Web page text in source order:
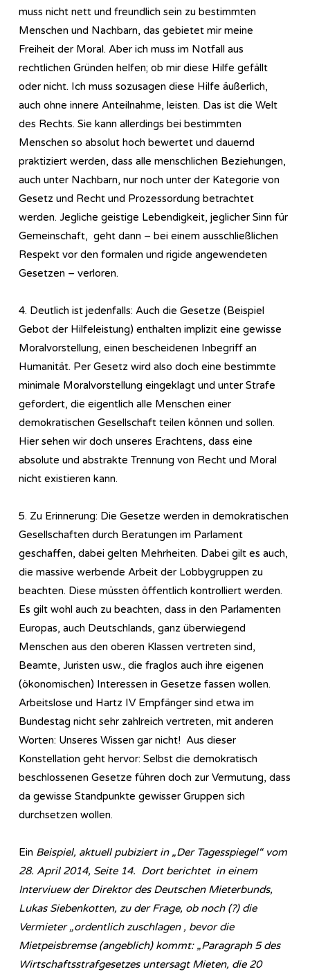
muss nicht nett und freundlich sein zu bestimmten
Menschen und Nachbarn, das gebietet mir meine
Freiheit der Moral. Aber ich muss im Notfall aus
rechtlichen Gründen helfen; ob mir diese Hilfe gefällt
oder nicht. Ich muss sozusagen diese Hilfe äußerlich,
auch ohne innere Anteilnahme, leisten. Das ist die Welt
des Rechts. Sie kann allerdings bei bestimmten
Menschen so absolut hoch bewertet und dauernd
praktiziert werden, dass alle menschlichen Beziehungen,
auch unter Nachbarn, nur noch unter der Kategorie von
Gesetz und Recht und Prozessordung betrachtet
werden. Jegliche geistige Lebendigkeit, jeglicher Sinn für
Gemeinschaft, geht dann – bei einem ausschließlichen
Respekt vor den formalen und rigide angewendeten
Gesetzen – verloren.
4. Deutlich ist jedenfalls: Auch die Gesetze (Beispiel
Gebot der Hilfeleistung) enthalten implizit eine gewisse
Moralvorstellung, einen bescheidenen Inbegriff an
Humanität. Per Gesetz wird also doch eine bestimmte
minimale Moralvorstellung eingeklagt und unter Strafe
gefordert, die eigentlich alle Menschen einer
demokratischen Gesellschaft teilen können und sollen.
Hier sehen wir doch unseres Erachtens, dass eine
absolute und abstrakte Trennung von Recht und Moral
nicht existieren kann.
5. Zu Erinnerung: Die Gesetze werden in demokratischen
Gesellschaften durch Beratungen im Parlament
geschaffen, dabei gelten Mehrheiten. Dabei gilt es auch,
die massive werbende Arbeit der Lobbygruppen zu
beachten. Diese müssten öffentlich kontrolliert werden.
Es gilt wohl auch zu beachten, dass in den Parlamenten
Europas, auch Deutschlands, ganz überwiegend
Menschen aus den oberen Klassen vertreten sind,
Beamte, Juristen usw., die fraglos auch ihre eigenen
(ökonomischen) Interessen in Gesetze fassen wollen.
Arbeitslose und Hartz IV Empfänger sind etwa im
Bundestag nicht sehr zahlreich vertreten, mit anderen
Worten: Unseres Wissen gar nicht! Aus dieser
Konstellation geht hervor: Selbst die demokratisch
beschlossenen Gesetze führen doch zur Vermutung, dass
da gewisse Standpunkte gewisser Gruppen sich
durchsetzen wollen.
Ein Beispiel, aktuell pubiziert in „Der Tagesspiegel“ vom
28. April 2014, Seite 14. Dort berichtet in einem
Interviuew der Direktor des Deutschen Mieterbunds,
Lukas Siebenkotten, zu der Frage, ob noch (?) die
Vermieter „ordentlich zuschlagen , bevor die
Mietpeisbremse (angeblich) kommt: „Paragraph 5 des
Wirtschaftsstrafgesetzes untersagt Mieten, die 20